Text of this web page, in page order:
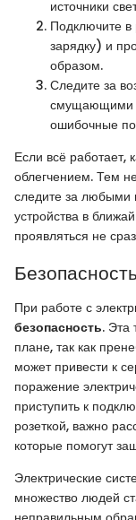
источники
Подключите в
зарядку) и
образом.
Следите за
смущающими
ошибочные
Если всё работает,
облегчением. Тем
следите за любыми
устройства в
проявляться не
При работе с
безопасность. Эта
плане, так как
может привести к
поражение
приступить к
розеткой, важно
которые помогут
Электрические
множество людей